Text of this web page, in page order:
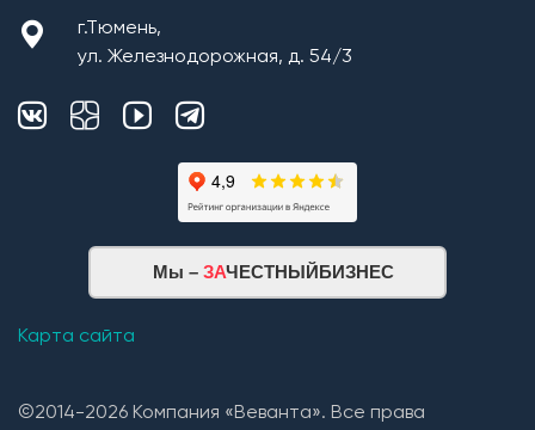
Монтаж плит перекрытия
Кровельная система
1. Монтаж стропильной системы из пиломатериала
(Технониколь, Дёке) и Металлочерепицы (в
г.Тюмень,
ул. Железнодорожная, д. 54/3
Мы – ЗАЧЕСТНЫЙБИЗНЕС
Карта сайта
©2014-2026 Компания «Веванта». Все права